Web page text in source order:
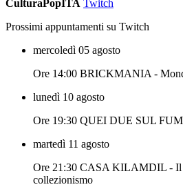
CulturaPopITA Twitch
Prossimi appuntamenti su Twitch
mercoledì 05 agosto
Ore 14:00 BRICKMANIA -
lunedì 10 agosto
Ore 19:30 QUEI DUE SUL
martedì 11 agosto
Ore 21:30 CASA KILAMDIL - Il
collezionismo